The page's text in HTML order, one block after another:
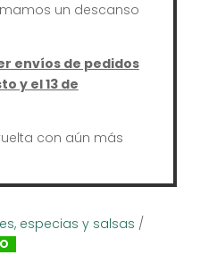
un descanso
envíos de pedidos
y el 13 de
con aún más
especias y salsas /